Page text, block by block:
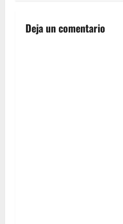
i
Deja un comentario